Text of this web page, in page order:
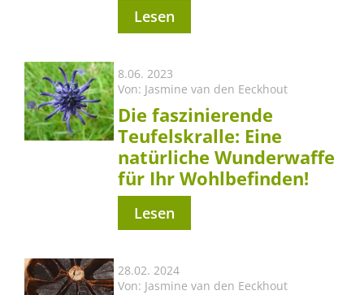
Lesen
8.06. 2023
Von: Jasmine van den Eeckhout
Die faszinierende
Teufelskralle: Eine
natürliche Wunderwaffe
für Ihr Wohlbefinden!
Lesen
28.02. 2024
Von: Jasmine van den Eeckhout